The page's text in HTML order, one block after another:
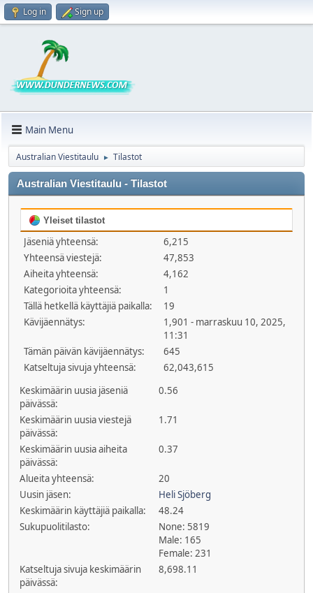
Log in Sign up
Main Menu
Australian Viestitaulu ► Tilastot
Australian Viestitaulu - Tilastot
Yleiset tilastot
Jäseniä yhteensä:
6,215
Yhteensä viestejä:
47,853
Aiheita yhteensä:
4,162
Kategorioita yhteensä:
1
Tällä hetkellä käyttäjiä paikalla:
19
Kävijäennätys:
1,901 - marraskuu 10, 2025,
11:31
Tämän päivän kävijäennätys:
645
Katseltuja sivuja yhteensä:
62,043,615
Keskimäärin uusia jäseniä
päivässä:
0.56
Keskimäärin uusia viestejä
päivässä:
1.71
Keskimäärin uusia aiheita
päivässä:
0.37
Alueita yhteensä:
20
Uusin jäsen:
Heli Sjöberg
Keskimäärin käyttäjiä paikalla:
48.24
Sukupuolitilasto:
None: 5819
Male: 165
Female: 231
Katseltuja sivuja keskimäärin
päivässä:
8,698.11